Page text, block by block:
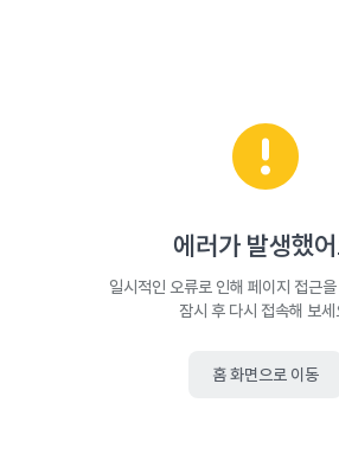
에러가 발생했
일시적인 오류로 인해 페이지 접근
잠시 후 다시 접속해 보세
홈 화면으로 이동